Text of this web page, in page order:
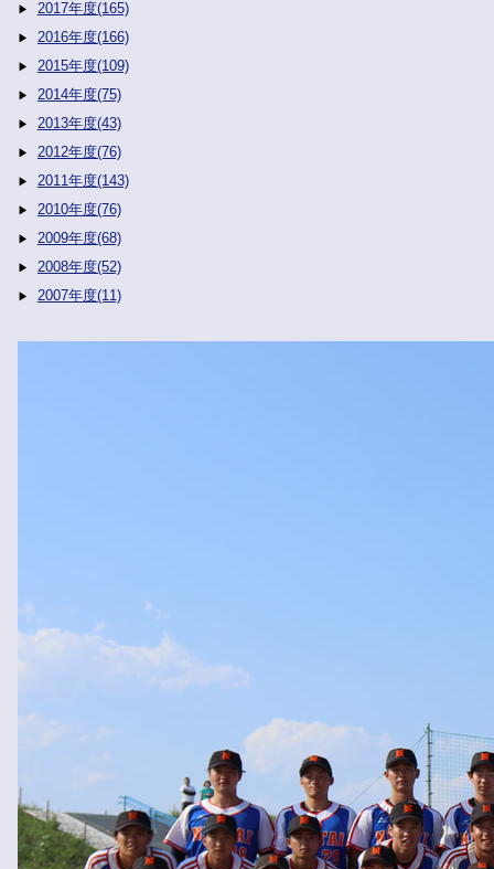
2017年度(165)
2016年度(166)
2015年度(109)
2014年度(75)
2013年度(43)
2012年度(76)
2011年度(143)
2010年度(76)
2009年度(68)
2008年度(52)
2007年度(11)